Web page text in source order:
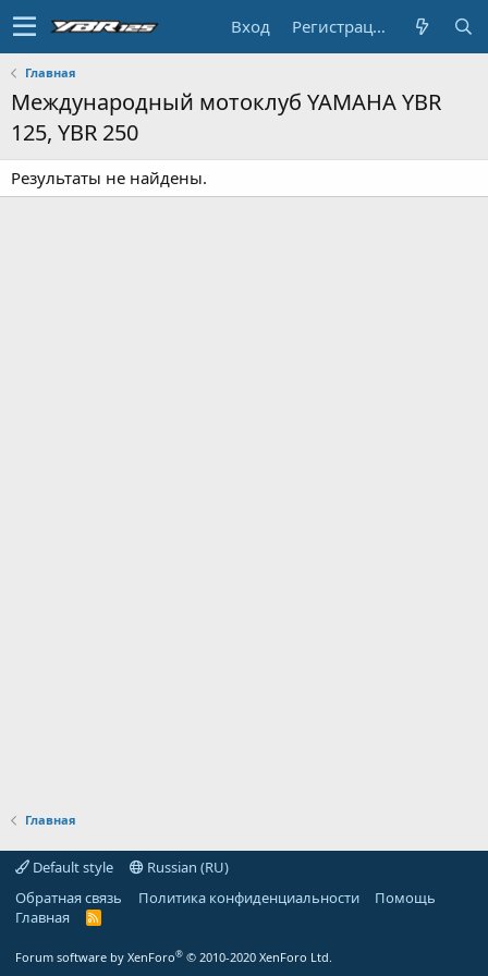
Вход Регистрация
Главная
Международный мотоклуб YAMAHA YBR
125, YBR 250
Результаты не найдены.
Главная
Default style
Russian (RU)
Обратная связь
Политика конфиденциальности
Помощь
Главная
R
Forum software by XenForo® © 2010-2020 XenForo Ltd.